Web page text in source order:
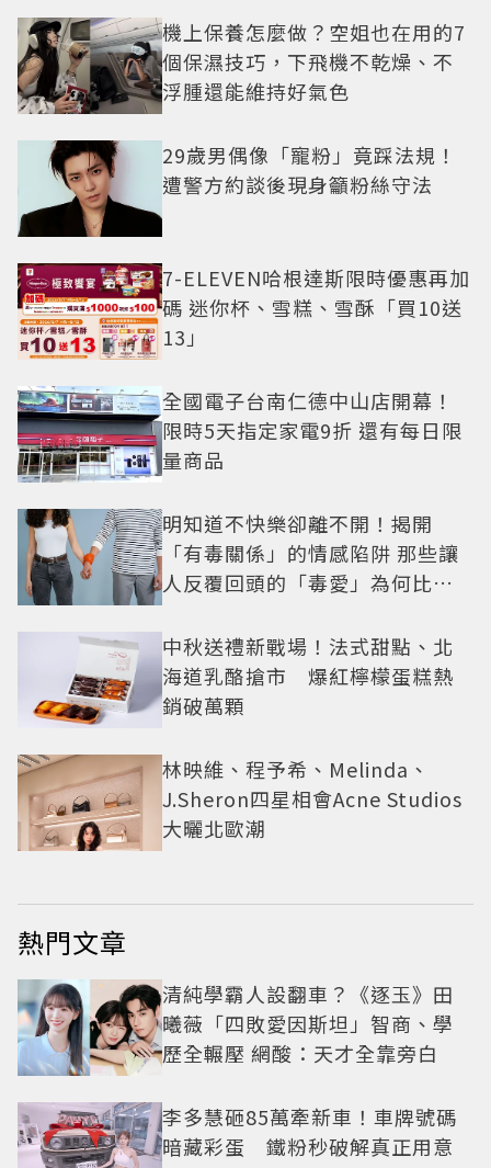
機上保養怎麼做？空姐也在用的7
個保濕技巧，下飛機不乾燥、不
浮腫還能維持好氣色
29歲男偶像「寵粉」竟踩法規！
遭警方約談後現身籲粉絲守法
7-ELEVEN哈根達斯限時優惠再加
碼 迷你杯、雪糕、雪酥「買10送
13」
全國電子台南仁德中山店開幕！
限時5天指定家電9折 還有每日限
量商品
明知道不快樂卻離不開！揭開
「有毒關係」的情感陷阱 那些讓
人反覆回頭的「毒愛」為何比菸
中秋送禮新戰場！法式甜點、北
海道乳酪搶市 爆紅檸檬蛋糕熱
銷破萬顆
林映維、程予希、Melinda、
J.Sheron四星相會Acne Studios
大曬北歐潮
熱門文章
清純學霸人設翻車？《逐玉》田
曦薇「四敗愛因斯坦」智商、學
歷全輾壓 網酸：天才全靠旁白
李多慧砸85萬牽新車！車牌號碼
暗藏彩蛋 鐵粉秒破解真正用意